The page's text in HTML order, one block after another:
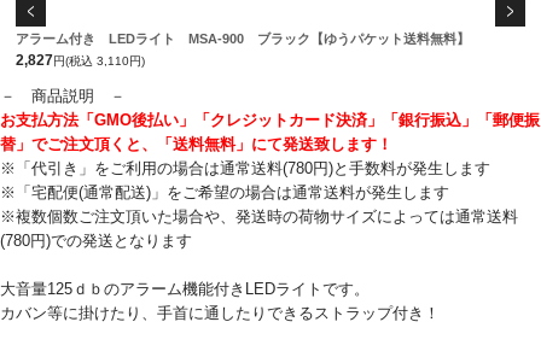
アラーム付き LEDライト MSA-900 ブラック【ゆうパケット送料無料】
2,827円(税込 3,110円)
－ 商品説明 －
お支払方法「GMO後払い」「クレジットカード決済」「銀行振込」「郵便振
替」でご注文頂くと、「送料無料」にて発送致します！
※「代引き」をご利用の場合は通常送料(780円)と手数料が発生します
※「宅配便(通常配送)」をご希望の場合は通常送料が発生します
※複数個数ご注文頂いた場合や、発送時の荷物サイズによっては通常送料
(780円)での発送となります
大音量125ｄｂのアラーム機能付きLEDライトです。
カバン等に掛けたり、手首に通したりできるストラップ付き！